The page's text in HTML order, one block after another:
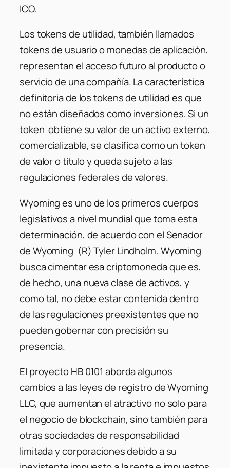
ICO.
Los tokens de utilidad, también llamados
tokens de usuario o monedas de aplicación,
representan el acceso futuro al producto o
servicio de una compañía. La característica
definitoria de los tokens de utilidad es que
no están diseñados como inversiones. Si un
token obtiene su valor de un activo externo,
comercializable, se clasifica como un token
de valor o titulo y queda sujeto a las
regulaciones federales de valores.
Wyoming es uno de los primeros cuerpos
legislativos a nivel mundial que toma esta
determinación, de acuerdo con el Senador
de Wyoming (R) Tyler Lindholm. Wyoming
busca cimentar esa criptomoneda que es,
de hecho, una nueva clase de activos, y
como tal, no debe estar contenida dentro
de las regulaciones preexistentes que no
pueden gobernar con precisión su
presencia.
El proyecto HB 0101 aborda algunos
cambios a las leyes de registro de Wyoming
LLC, que aumentan el atractivo no solo para
el negocio de blockchain, sino también para
otras sociedades de responsabilidad
limitada y corporaciones debido a su